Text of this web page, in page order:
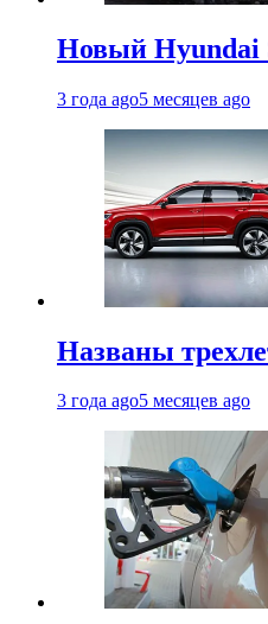
Новый Hyundai
3 года ago5 месяцев ago
Названы
3 года ago5 месяцев ago